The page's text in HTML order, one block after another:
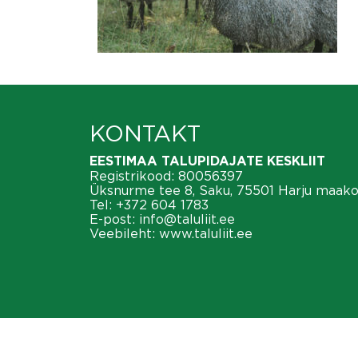
KONTAKT
EESTIMAA TALUPIDAJATE KESKLIIT
Registrikood: 80056397
Üksnurme tee 8, Saku, 75501 Harju
Tel: +372 604 1783
E-post: info@taluliit.ee
Veebileht: www.taluliit.ee